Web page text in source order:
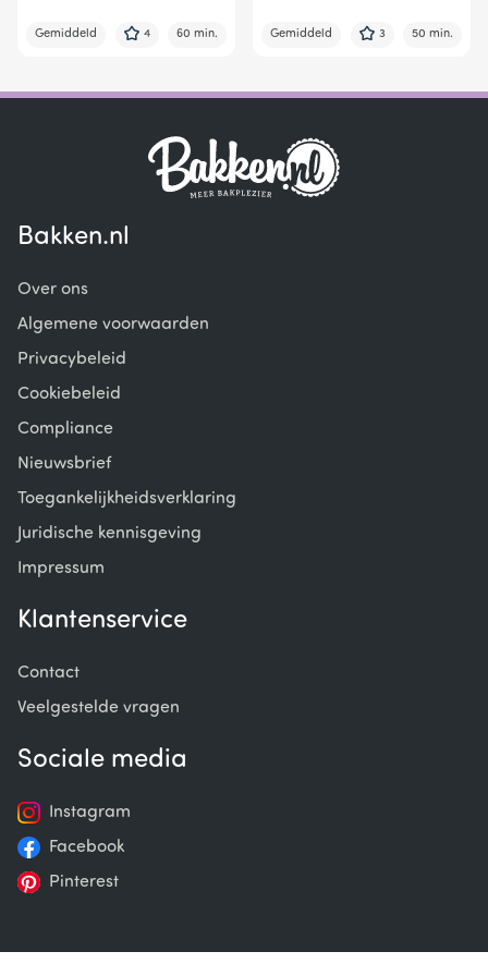
Gemiddeld 4 60 min. Gemiddeld 3 50 min.
Bakken.nl
Over ons
Algemene voorwaarden
Privacybeleid
Cookiebeleid
Compliance
Nieuwsbrief
Toegankelijkheidsverklaring
Juridische kennisgeving
Impressum
Klantenservice
Contact
Veelgestelde vragen
Sociale media
Instagram
Facebook
Pinterest